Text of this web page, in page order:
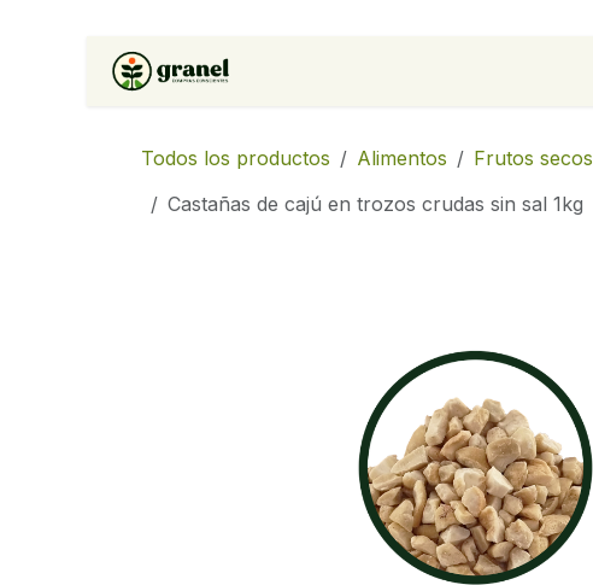
Ir al contenido
Todos los productos Alimentos Frutos secos
Castañas de cajú en trozos crudas sin sal 1kg